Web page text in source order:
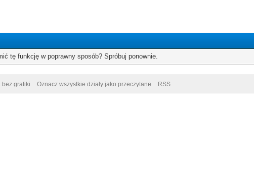
tę funkcję w poprawny sposób? Spróbuj ponownie.
bez grafiki Oznacz wszystkie działy jako przeczytane RSS